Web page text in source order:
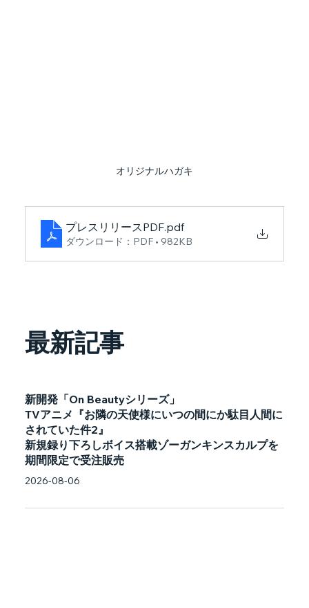
オリジナルハガキ
プレスリリースPDF.pdf
ダウンロード：PDF • 982KB
新開発「On Beautyシリーズ」
TVアニメ『お隣の天使様にいつの間にか駄目人間に
されていた件2』
新規録り下ろしボイス搭載ゾーガンキンスカルプを
期間限定で受注販売
2026-08-06
最新記事